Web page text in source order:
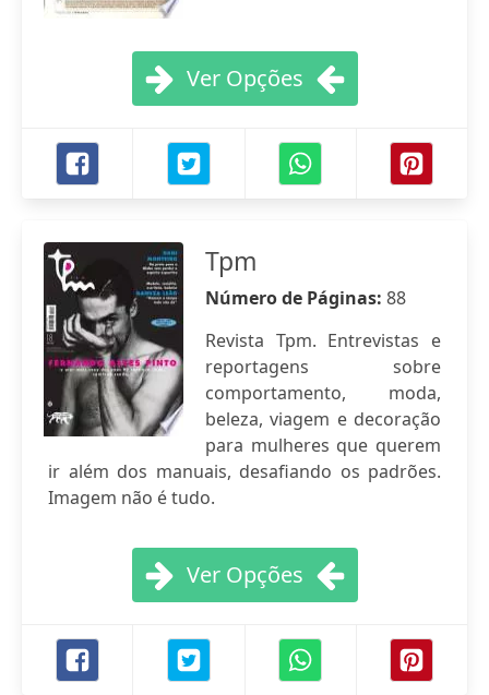
Ver Opções
Tpm
Número de Páginas: 88
Revista Tpm. Entrevistas e
reportagens sobre
comportamento, moda,
beleza, viagem e decoração
para mulheres que querem
ir além dos manuais, desafiando os padrões.
Imagem não é tudo.
Ver Opções